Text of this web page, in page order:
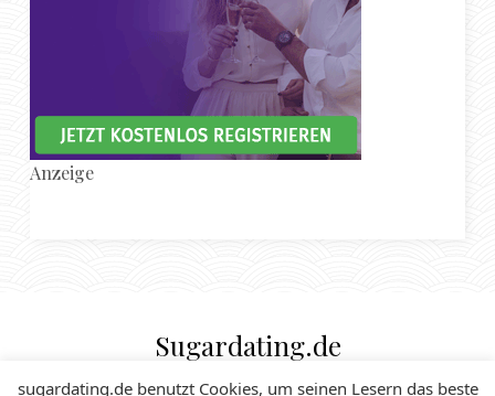
Anzeige
Sugardating.de
SUGAR DADDY & SUGAR BABE MAGAZIN
sugardating.de benutzt Cookies, um seinen Lesern das beste